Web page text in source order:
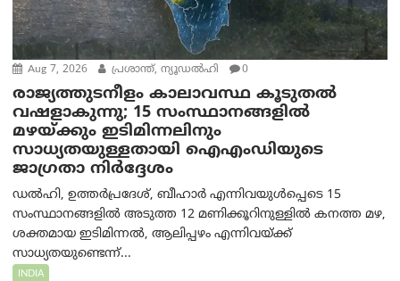
Aug 7, 2026 പ്രശാന്ത്, ന്യൂഡല്‍ഹി 0
രാജ്യത്തുടനീളം കാലാവസ്ഥ കൂടുതൽ
വഷളാകുന്നു; 15 സംസ്ഥാനങ്ങളിൽ
മഴയ്ക്കും ഇടിമിന്നലിനും
സാധ്യതയുള്ളതായി ഐഎംഡിയുടെ
ജാഗ്രതാ നിർദ്ദേശം
ഡൽഹി, ഉത്തർപ്രദേശ്, ബീഹാർ എന്നിവയുൾപ്പെടെ 15
സംസ്ഥാനങ്ങളിൽ അടുത്ത 12 മണിക്കൂറിനുള്ളിൽ കനത്ത മഴ,
ശക്തമായ ഇടിമിന്നൽ, ആലിപ്പഴം എന്നിവയ്ക്ക്
സാധ്യതയുണ്ടെന്ന്...
INDIA